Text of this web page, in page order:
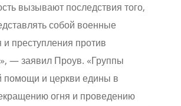
вызывают последствия того,
собой военные
и преступления против
— заявил Проув. «Группы
помощи и церкви едины в
огня и проведению